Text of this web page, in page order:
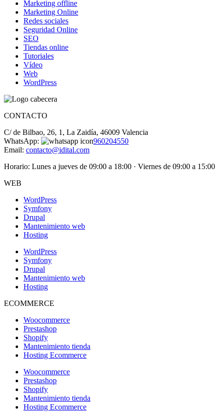
Marketing offline
Marketing Online
Redes sociales
Seguridad Online
SEO
Tiendas online
Tutoriales
Vídeo
Web
WordPress
CONTACTO
C/ de Bilbao, 26, 1, La Zaidía, 46009 Valencia
WhatsApp:
960204550
Email: contacto@idital.com
Horario: Lunes a jueves de 09:00 a 18:00 · Viernes de 09:00 a 15:00
WEB
WordPress
Symfony
Drupal
Mantenimiento web
Hosting
WordPress
Symfony
Drupal
Mantenimiento web
Hosting
ECOMMERCE
Woocommerce
Prestashop
Shopify
Mantenimiento tienda
Hosting Ecommerce
Woocommerce
Prestashop
Shopify
Mantenimiento tienda
Hosting Ecommerce